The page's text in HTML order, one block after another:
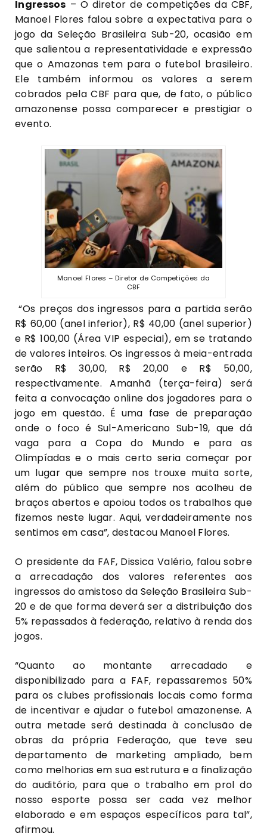
Ingressos – O diretor de competições da CBF,
Manoel Flores falou sobre a expectativa para o
jogo da Seleção Brasileira Sub-20, ocasião em
que salientou a representatividade e expressão
que o Amazonas tem para o futebol brasileiro.
Ele também informou os valores a serem
cobrados pela CBF para que, de fato, o público
amazonense possa comparecer e prestigiar o
evento.
Manoel Flores – Diretor de Competições da
CBF
“Os preços dos ingressos para a partida serão
R$ 60,00 (anel inferior), R$ 40,00 (anel superior)
e R$ 100,00 (Área VIP especial), em se tratando
de valores inteiros. Os ingressos à meia-entrada
serão R$ 30,00, R$ 20,00 e R$ 50,00,
respectivamente. Amanhã (terça-feira) será
feita a convocação online dos jogadores para o
jogo em questão. É uma fase de preparação
onde o foco é Sul-Americano Sub-19, que dá
vaga para a Copa do Mundo e para as
Olimpíadas e o mais certo seria começar por
um lugar que sempre nos trouxe muita sorte,
além do público que sempre nos acolheu de
braços abertos e apoiou todos os trabalhos que
fizemos neste lugar. Aqui, verdadeiramente nos
sentimos em casa”, destacou Manoel Flores.
O presidente da FAF, Dissica Valério, falou sobre
a arrecadação dos valores referentes aos
ingressos do amistoso da Seleção Brasileira Sub-
20 e de que forma deverá ser a distribuição dos
5% repassados à federação, relativo à renda dos
jogos.
“Quanto ao montante arrecadado e
disponibilizado para a FAF, repassaremos 50%
para os clubes profissionais locais como forma
de incentivar e ajudar o futebol amazonense. A
outra metade será destinada à conclusão de
obras da própria Federação, que teve seu
departamento de marketing ampliado, bem
como melhorias em sua estrutura e a finalização
do auditório, para que o trabalho em prol do
nosso esporte possa ser cada vez melhor
elaborado e em espaços específicos para tal”,
afirmou.